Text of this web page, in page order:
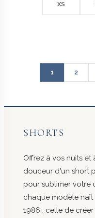
XS
1 2
SHORTS
Offrez à vos nuits et
douceur d'un short
pour sublimer votre
chaque modèle
1986 : celle de